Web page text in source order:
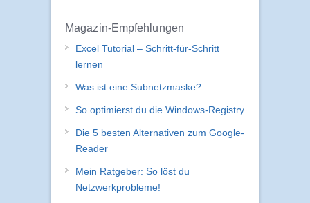
Magazin-Empfehlungen
Excel Tutorial – Schritt-für-Schritt
lernen
Was ist eine Subnetzmaske?
So optimierst du die Windows-Registry
Die 5 besten Alternativen zum Google-
Reader
Mein Ratgeber: So löst du
Netzwerkprobleme!